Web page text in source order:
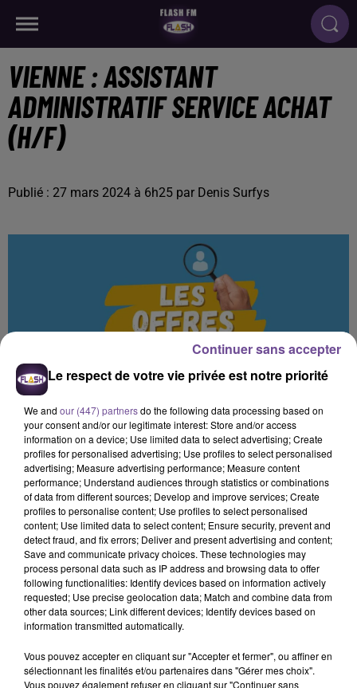
VIENNE : ASSISTANT
ADMINISTRATIF SERVICE ACHAT
(H/F)
Publié : 27 mars 2024 à 6h25 par Denis Surfys
Une entreprise de Poitiers, spécialisée
dans le BTP, recherche un assistant
administratif achat (H/F).
Une entreprise de Poitiers, spécialisée dans le BTP, recherche
un assistant administratif achat (H/F). Vous travaillez au
travaillez en collaboration avec les responsables d'affaires,
Le respect de votre vie privée est notre priorité
We and our (447) partnersdo the following data processing based on
your consent and/or our legitimate interest: Store and/or access
information on a device; Use limited data to select advertising; Create
profiles for personalised advertising; Use profiles to select personalised
advertising; Measure advertising performance; Measure content
performance; Understand audiences through statistics or combinations
of data from different sources; Develop and improve services; Create
profiles to personalise content; Use profiles to select personalised
content; Use limited data to select content; Ensure security, prevent and
detect fraud, and fix errors; Deliver and present advertising and content;
Save and communicate privacy choices. These technologies may
process personal data such as IP address and browsing data to offer
following functionalities: Identify devices based on information actively
requested; Use precise geolocation data; Match and combine data from
other data sources; Link different devices; Identify devices based on
information transmitted automatically.
Vous pouvez accepter en cliquant sur "Accepter et fermer", ou affiner en
sélectionnant les finalités et/ou partenaires dans "Gérer mes choix".
Vous pouvez également refuser en cliquant sur "Continuer sans
Continuer sans accepter